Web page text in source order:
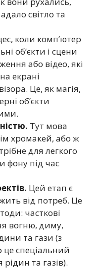
світло та
коли комп’ютер
об’єкти і сцени
або відео, які
екрані
Це, як магія,
об’єкти
Тут мова
хромакей, або ж
для легкого
фону під час
Цей етап є
від потреб. Це
часткові
вогню, диму,
та гази (з
це спеціальний
та газів).